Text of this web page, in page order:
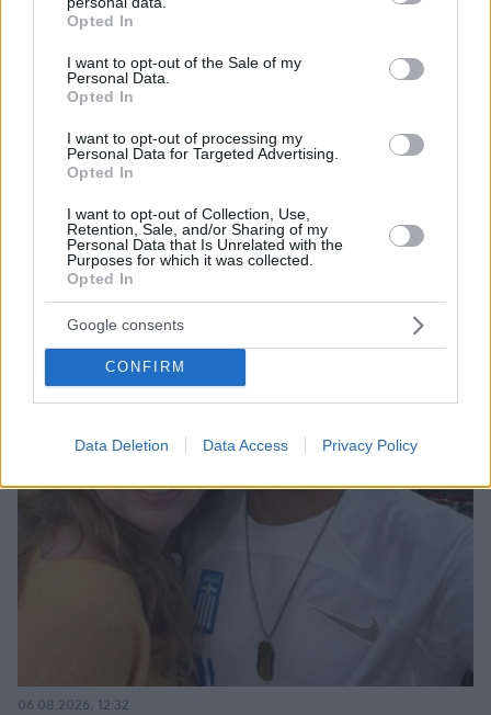
grant or deny consent to Google and its third-party tags to
use your data for below specified purposes in below Google
consent section.
Opted In
I want to opt-out of the Sale of my
Personal Data.
Opted In
I want to opt-out of processing my
Personal Data for Targeted Advertising.
Opted In
I want to opt-out of Collection, Use,
Retention, Sale, and/or Sharing of my
Personal Data that Is Unrelated with the
Purposes for which it was collected.
Opted In
Google consents
CONFIRM
Data Deletion Data Access Privacy Policy
Η απουσία μέσα στη νύχτα και η λεπτομέρεια στα
μηνύματα: Πώς η σύζυγος του Αφγανού ξεκίνησε
να τον υποπτεύεται για τη δολοφονία της
Βρετανίδας στην Κυψέλη
06.08.2026, 15:36
06.08.2026, 12:32